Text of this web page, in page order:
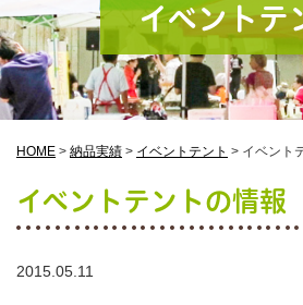
イベントテ
HOME > 納品実績 > イベントテント > イベント
イベントテントの情報
2015.05.11